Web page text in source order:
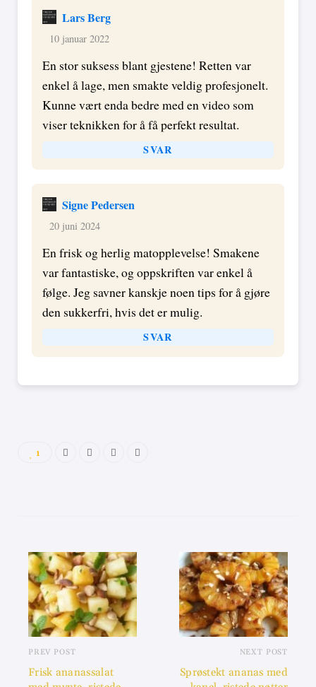
Lars Berg
10 januar 2022
En stor suksess blant gjestene! Retten var
enkel å lage, men smakte veldig profesjonelt.
Kunne vært enda bedre med en video som
viser teknikken for å få perfekt resultat.
SVAR
Signe Pedersen
20 juni 2024
En frisk og herlig matopplevelse! Smakene
var fantastiske, og oppskriften var enkel å
følge. Jeg savner kanskje noen tips for å gjøre
den sukkerfri, hvis det er mulig.
SVAR
1
PREV POST
Frisk ananassalat
NEXT POST
Sprøstekt ananas med